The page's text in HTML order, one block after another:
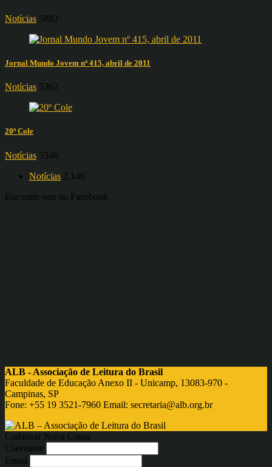
Notícias 5882
Jornal Mundo Jovem nº 415, abril de 2011
Notícias 5362
20º Cole
Notícias 3346
Notícias 2.146
Encontre-nos no Facebook
ALB - Associação de Leitura do Brasil
Faculdade de Educação Anexo II - Unicamp, 13083-970 -
Campinas, SP
Fone: +55 19 3521-7960 Email: secretaria@alb.org.br
Cadastrar Nova Conta
Username
Email